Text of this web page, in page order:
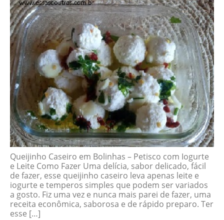
Queijinho Caseiro em Bolinhas – Petisco com Iogurte
e Leite Como Fazer Uma delícia, sabor delicado, fácil
de fazer, esse queijinho caseiro leva apenas leite e
iogurte e temperos simples que podem ser variados
a gosto. Fiz uma vez e nunca mais parei de fazer, uma
receita econômica, saborosa e de rápido preparo. Ter
esse […]